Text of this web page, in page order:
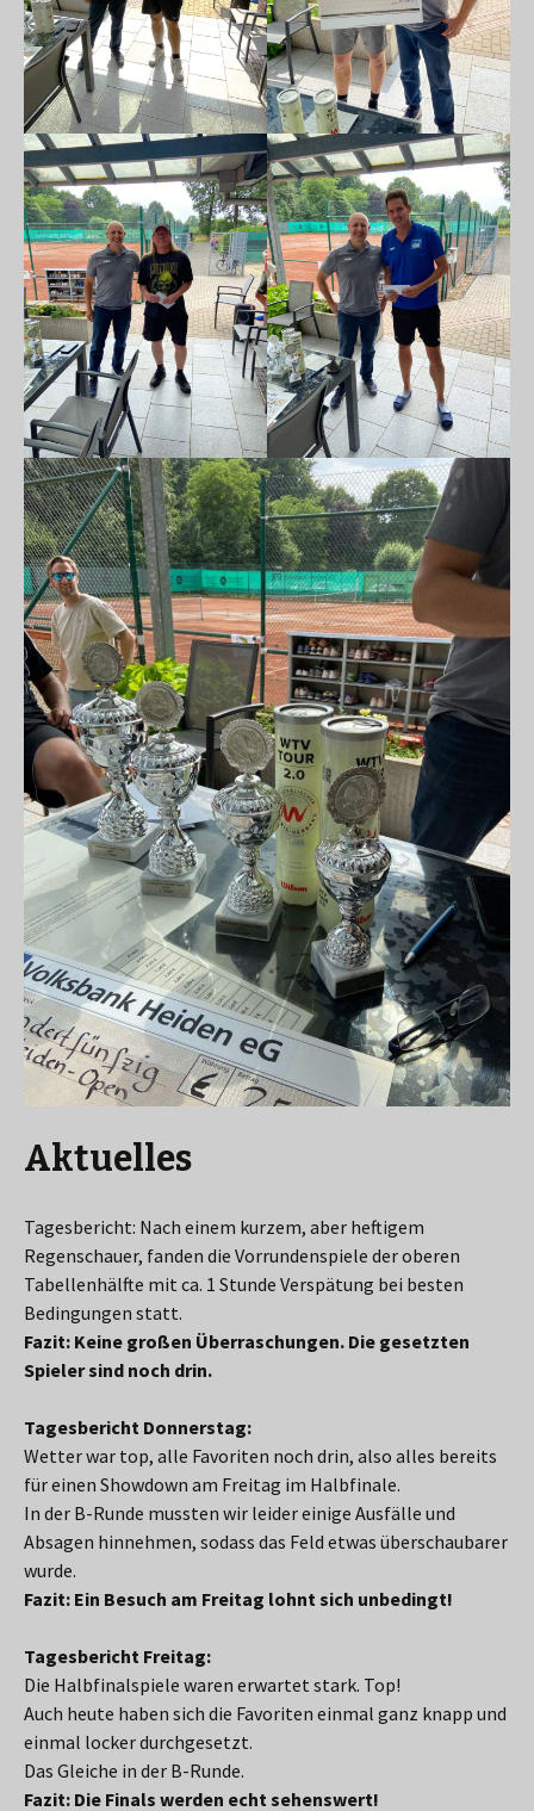
Aktuelles
Tagesbericht: Nach einem kurzem, aber heftigem
Regenschauer, fanden die Vorrundenspiele der oberen
Tabellenhälfte mit ca. 1 Stunde Verspätung bei besten
Bedingungen statt.
Fazit: Keine großen Überraschungen. Die gesetzten
Spieler sind noch drin.
Tagesbericht Donnerstag:
Wetter war top, alle Favoriten noch drin, also alles bereits
für einen Showdown am Freitag im Halbfinale.
In der B-Runde mussten wir leider einige Ausfälle und
Absagen hinnehmen, sodass das Feld etwas überschaubarer
wurde.
Fazit: Ein Besuch am Freitag lohnt sich unbedingt!
Tagesbericht Freitag:
Die Halbfinalspiele waren erwartet stark. Top!
Auch heute haben sich die Favoriten einmal ganz knapp und
einmal locker durchgesetzt.
Das Gleiche in der B-Runde.
Fazit: Die Finals werden echt sehenswert!